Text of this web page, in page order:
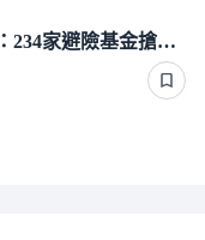
為何買進台積電？美Brown Advisory：234家避險基金搶著要